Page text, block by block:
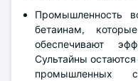
Промышленность
бетаинам,
обеспечивают
Сультайны
промышленных